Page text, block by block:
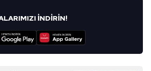
İNDİRİN!